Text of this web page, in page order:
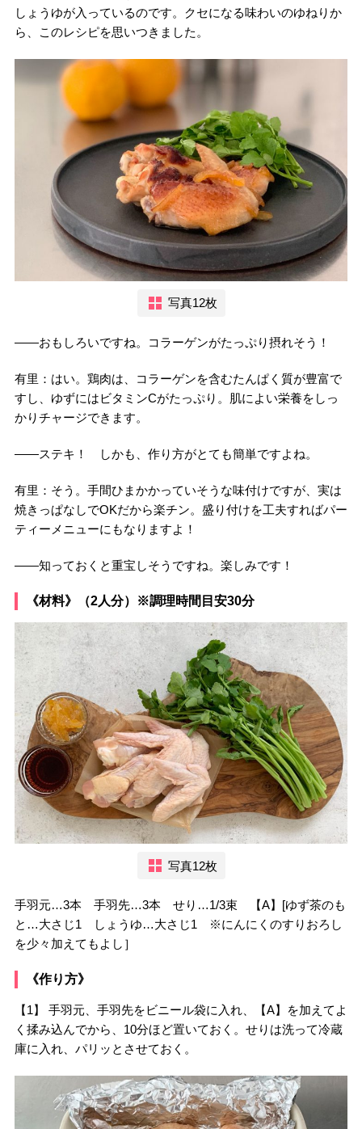
しょうゆが入っているのです。クセになる味わいのゆねりか
ら、このレシピを思いつきました。
写真12枚
――おもしろいですね。コラーゲンがたっぷり摂れそう！
有里：はい。鶏肉は、コラーゲンを含むたんぱく質が豊富で
すし、ゆずにはビタミンCがたっぷり。肌によい栄養をしっ
かりチャージできます。
――ステキ！ しかも、作り方がとても簡単ですよね。
有里：そう。手間ひまかかっていそうな味付けですが、実は
焼きっぱなしでOKだから楽チン。盛り付けを工夫すればパー
ティーメニューにもなりますよ！
――知っておくと重宝しそうですね。楽しみです！
《材料》（2人分）※調理時間目安30分
写真12枚
手羽元…3本 手羽先…3本 せり…1/3束 【A】[ゆず茶のも
と…大さじ1 しょうゆ…大さじ1 ※にんにくのすりおろし
を少々加えてもよし］
《作り方》
【1】 手羽元、手羽先をビニール袋に入れ、【A】を加えてよ
く揉み込んでから、10分ほど置いておく。せりは洗って冷蔵
庫に入れ、パリッとさせておく。